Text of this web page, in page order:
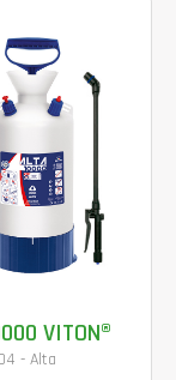
VITON®
- Alta